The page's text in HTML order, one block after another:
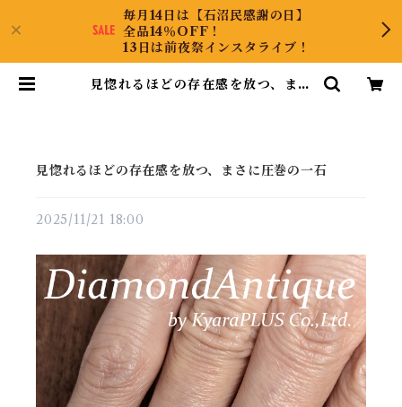
毎月14日は【石沼民感謝の日】
全品14％OFF！
13日は前夜祭インスタライブ！
見惚れるほどの存在感を放つ、まさ
見惚れるほどの存在感を放つ、まさに圧巻の一石
2025/11/21 18:00